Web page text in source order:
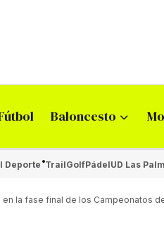
Baloncesto
Deporte TrailGolfPádelUD Las
la fase final de los Campeonatos